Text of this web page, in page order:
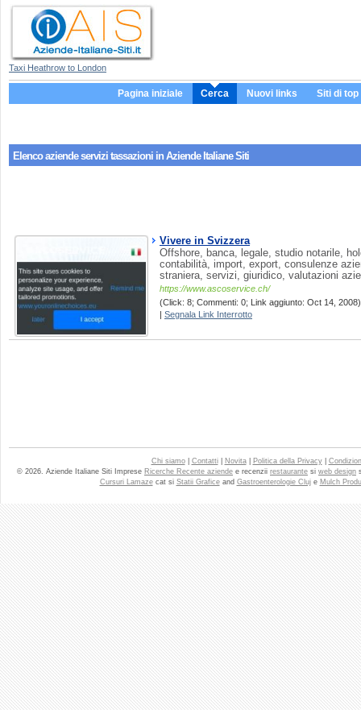
Taxi Heathrow to London
Pagina iniziale Cerca Nuovi links Siti di top
Elenco aziende servizi tassazioni in Aziende Italiane Siti
Vivere in Svizzera
Offshore, banca, legale, studio notarile,
contabilità, import, export, consulenze
straniera, servizi, giuridico, valutazioni
https://www.ascoservice.ch/
(Click: 8; Commenti: 0; Link aggiunto: Oct 14,
| Segnala Link Interrotto
Chi siamo| Contatti| Novita| Politica della Privacy|
© 2026. Aziende Italiane Siti Imprese Ricerche Recente aziende e recenzii restaurante si web design
Cursuri Lamazecat si Statii Graficeand Gastroenterologie Cluje Mulch